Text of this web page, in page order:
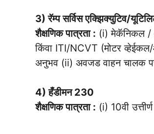
3) रॅम्प सर्विस एक्झिक्युटिव/
शैक्षणिक पात्रता : (i) मेकॅनिकल /
किंवा ITI/NCVT (मोटर
अनुभव (ii) अवजड वाहन चालक
4) हँडीमन 230
शैक्षणिक पात्रता : (i) 10वी